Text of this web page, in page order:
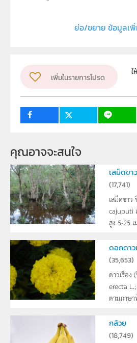
รูปแบบไฟล์
ระดับชั้น
ปฐมวัย, ป.1, ป.2, ป.3, ป.4, ป.5, ป.6, ม.1,
กลุ่มเป้าหมาย
ย่อ/ขยาย ข้อมูลเ
เพิ่มในรายการโปรด
ใ
คุณอาจจะสนใจ
เสม็ดขาว
(17,741)
เสม็ดขาว
cajuputi
สูง 5-25
ดอกดาว
(35,653)
ดาวเรือง
erecta
ตามภาษา
กล้วย
(18,749)